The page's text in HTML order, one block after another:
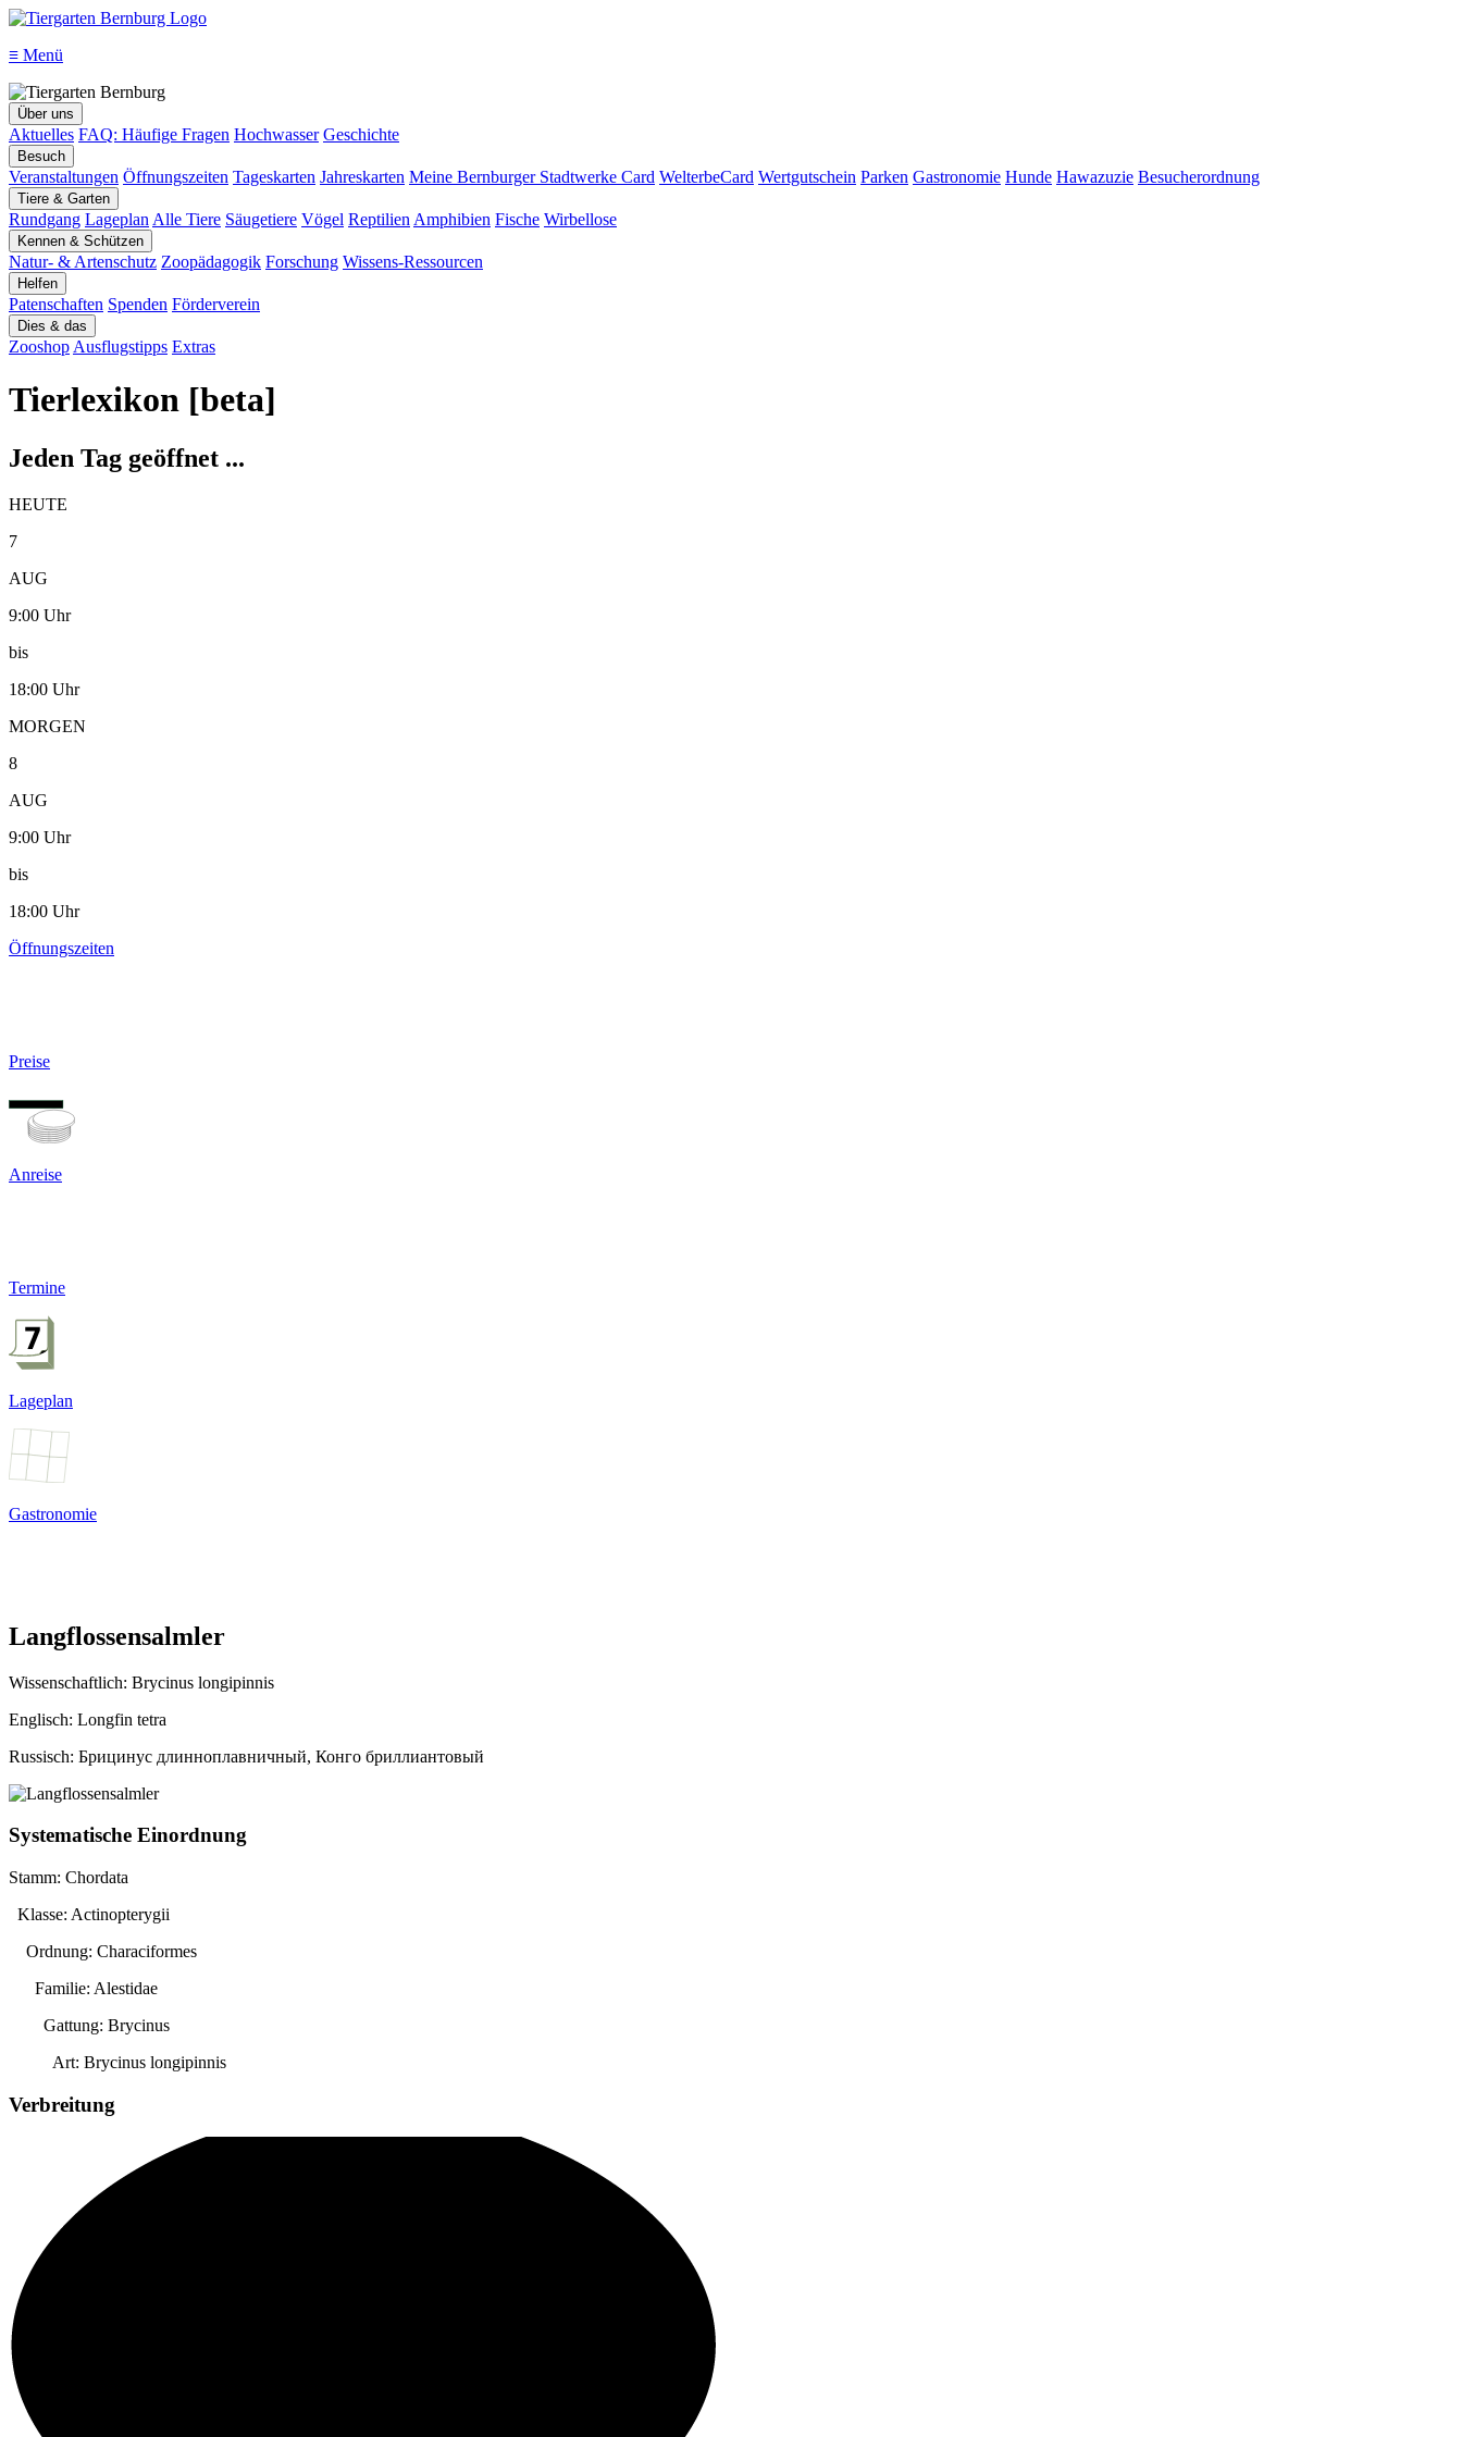
≡ Menü
Über uns
Aktuelles FAQ: Häufige Fragen Hochwasser Geschichte
Besuch
Veranstaltungen Öffnungszeiten Tageskarten Jahreskarten Meine Bernburger Stadtwerke Card WelterbeCard Wertgutschein Parken Gastronomie Hunde Hawazuzie Besucherordnung
Tiere & Garten
Rundgang Lageplan Alle Tiere Säugetiere Vögel Reptilien Amphibien Fische Wirbellose
Kennen & Schützen
Natur- & Artenschutz Zoopädagogik Forschung Wissens-Ressourcen
Helfen
Patenschaften Spenden Förderverein
Dies & das
Zooshop Ausflugstipps Extras
Tierlexikon [beta]
Jeden Tag geöffnet ...
HEUTE
7
AUG
9:00 Uhr
bis
18:00 Uhr
MORGEN
8
AUG
9:00 Uhr
bis
18:00 Uhr
Öffnungszeiten
Preise
Anreise
Termine
Lageplan
Gastronomie
Langflossensalmler
Wissenschaftlich: Brycinus longipinnis
Englisch: Longfin tetra
Russisch: Брицинус длинноплавничный, Конго бриллиантовый
Systematische Einordnung
Stamm: Chordata
Klasse: Actinopterygii
Ordnung: Characiformes
Familie: Alestidae
Gattung: Brycinus
Art: Brycinus longipinnis
Verbreitung